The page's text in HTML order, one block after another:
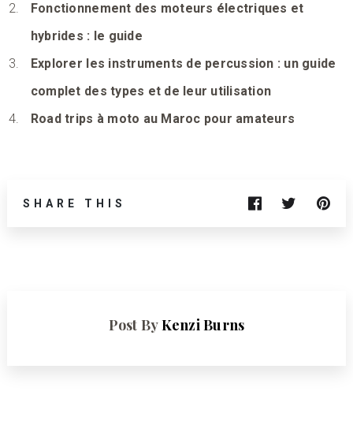
Fonctionnement des moteurs électriques et
hybrides : le guide
Explorer les instruments de percussion : un guide
complet des types et de leur utilisation
Road trips à moto au Maroc pour amateurs
SHARE THIS
Post ByKenzi Burns